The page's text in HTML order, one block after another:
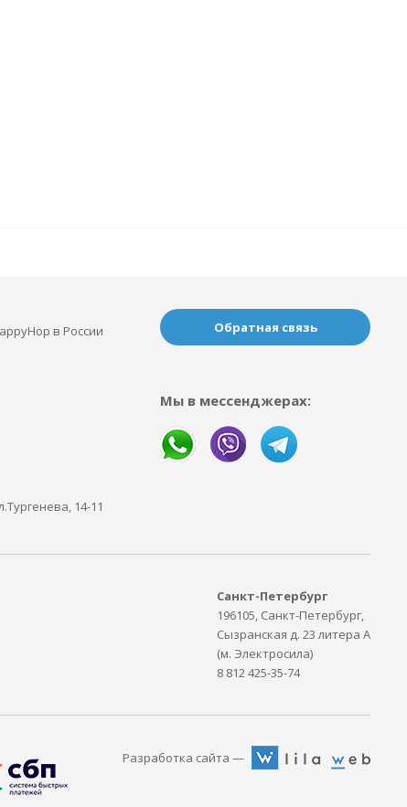
в России
14-11
Обратная связь
Мы в мессенджерах:
Санкт-Петербург
196105, Санкт-Петербург,
Сызранская д. 23 литера А
(м. Электросила)
8 812 425-35-74
Разработка сайта —